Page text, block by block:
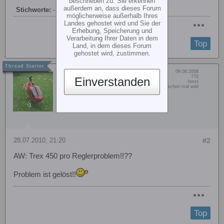
Stichworte: -
Top
caravelle
Member
09.08.2008
770
Vorname:
horst
Wohn/Flugort:Verein oder auch schon mal wild
#2
28.07.2010, 21:20
AW: Trex 450 pro Reglerproblem!!??
Problem ist gelöst!!
Top
außerdem an, dass dieses Forum
möglicherweise außerhalb Ihres
Landes gehostet wird und Sie der
Erhebung, Speicherung und
Verarbeitung Ihrer Daten in dem
Land, in dem dieses Forum
gehostet wird, zustimmen.
Einverstanden